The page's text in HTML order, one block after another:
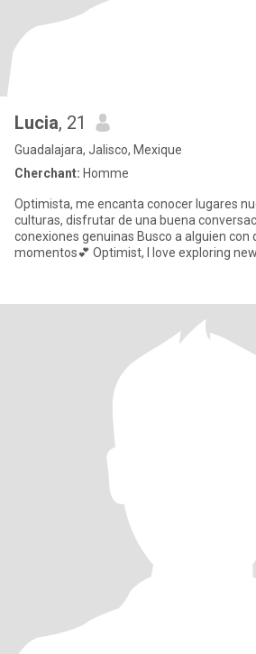
Lucia, 21
Guadalajara, Jalisco, Mexique
Cherchant: Homme
Optimista, me encanta conocer lugares
culturas, disfrutar de una buena
conexiones genuinas Busco a alguien
momentos💕 Optimist, I love